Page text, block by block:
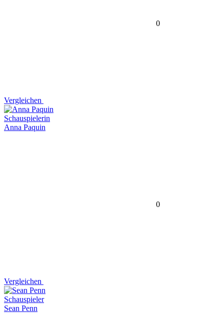
0
Vergleichen
Schauspielerin
Anna Paquin
0
Vergleichen
Schauspieler
Sean Penn